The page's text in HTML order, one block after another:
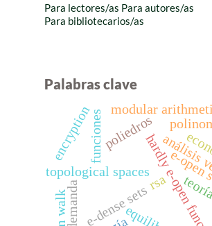
Para lectores/as Para autores/as
Para bibliotecarios/as
Palabras clave
topological spaces e-
e-dense setshardly e-
funciones
demanda
poliedros
modular
rsa
encryption